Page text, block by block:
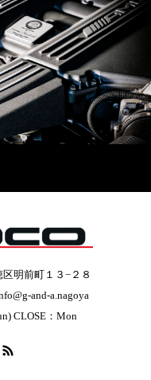
明前町１３−２８
and-a.nagoya
CLOSE：Mon